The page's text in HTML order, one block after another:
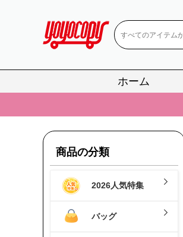
ホーム
商品の分類
2026人気特集
バッグ